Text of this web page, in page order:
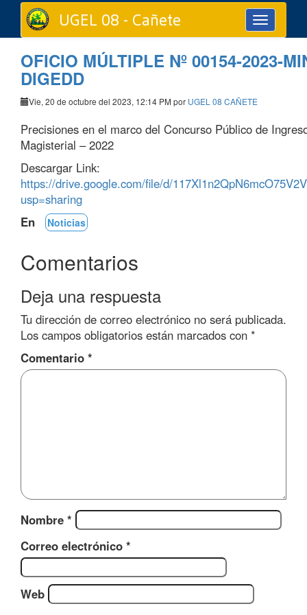
Toggle
navigation
UGEL 08 - Cañete
OFICIO MÚLTIPLE Nº 00154-2023-
DIGEDD
Vie, 20 de octubre del 2023, 12:14 PM por UGEL 08 CAÑETE
Precisiones en el marco del Concurso Público de
Magisterial – 2022
Descargar Link:
https://drive.google.com/file/d/
usp=sharing
En
Noticias
Comentarios
Deja una respuesta
Tu dirección de correo electrónico no será publicada.
Los campos obligatorios están marcados con *
Comentario *
Nombre *
Correo electrónico *
Web